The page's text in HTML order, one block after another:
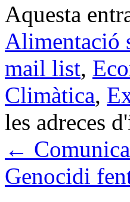
Aquesta
Alimentació
mail list,
Climàtica,
les adreces
←
Genocidi